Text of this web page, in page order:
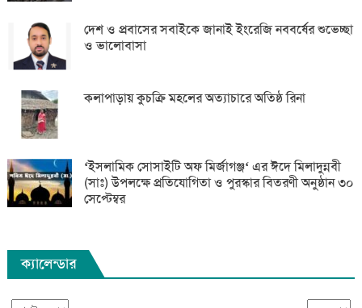
দেশ ও প্রবাসের সবাইকে জানাই ইংরেজি নববর্ষের শুভেচ্ছা
ও ভালোবাসা
কলাপাড়ায় কুচক্রি মহলের অত্যাচারে অতিষ্ঠ রিনা
‘ইসলামিক সোসাইটি অফ মির্জাগঞ্জ‘ এর ঈদে মিলাদুন্নবী
(সাঃ) উপলক্ষে প্রতিযোগিতা ও পুরস্কার বিতরণী অনুষ্ঠান ৩০
সেপ্টেম্বর
ক্যালেন্ডার